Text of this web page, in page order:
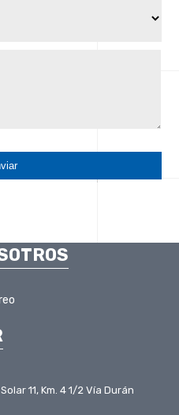
11, Km. 4 1/2 Vía Durán